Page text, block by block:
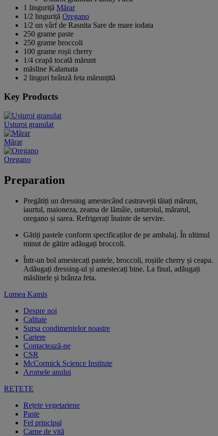
1 linguriță Mărar
1/2 linguriță Oregano
1/2 un vârf de Rasnita Sare de mare iodata
250 grame paste
250 grame broccoli
100 grame roșii cherry
1/4 ceapă tocată mărunt
măsline Kalamata
2 linguri brânză feta mărunțită
Key Products
Usturoi granulat
Mărar
Oregano
Preparation
Pregătiți un dressing amestecând castraveții tăiați mărunt,
iaurtul, maioneza, zeama de lămâie, usturoiul, mărarul,
oregano și sarea. Refrigerați înainte de servire.
Gătiți pastele conform specificaților de pe ambalaj. În ultimul
minut de gătire adăugați broccoli.
Într-un bol amestecați pastele, broccoli, roșiile cherry și ceapa.
Adăugați dressing-ul și amestecați bine. La final, adăugați
măslinele și brânza feta.
Lumea Kamis
Despre noi
Calitate
Sursa condimentelor noastre
Cariere
Contactează-ne
CSR
McCormick Science Institute
Aromele anului
REŢETE
Rețete vegetariene
Paste
Fel principal
Carne de vită